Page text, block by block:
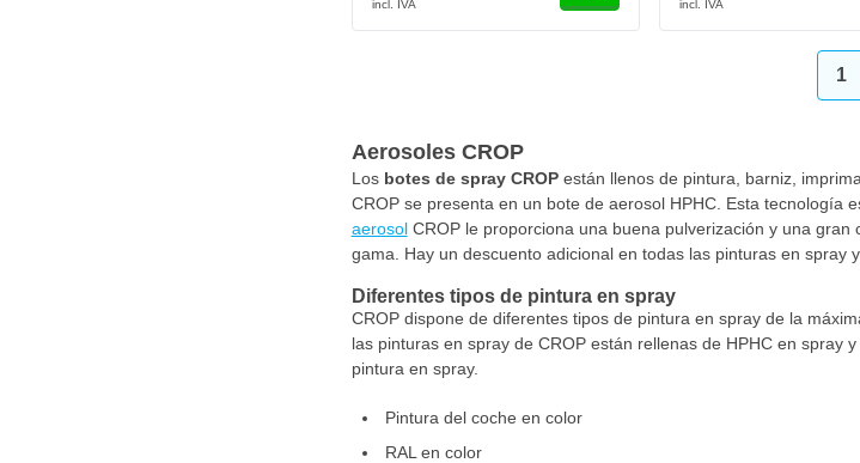
1
Aerosoles CROP
Los botes de spray CROPestán llenos de pintura, barniz,
CROP se presenta en un bote de aerosol HPHC. Esta tecnología
aerosolCROP le proporciona una buena pulverización y una
gama. Hay un descuento adicional en todas las pinturas en spray
Diferentes tipos de pintura en spray
CROP dispone de diferentes tipos de pintura en spray de la
las pinturas en spray de CROP están rellenas de HPHC en spray
pintura en spray.
Pintura del coche en color
RAL en color